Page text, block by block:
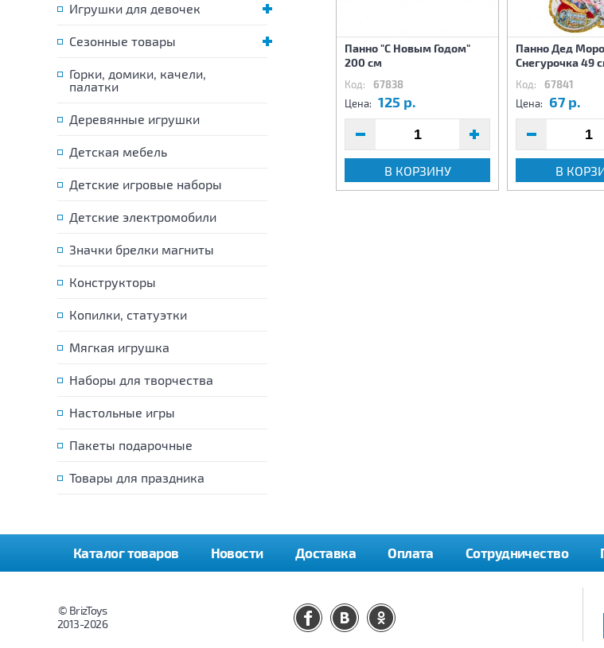
Игрушки для девочек
Сезонные товары
Горки, домики, качели,
палатки
Деревянные игрушки
Детская мебель
Детские игровые наборы
Детские электромобили
Значки брелки магниты
Конструкторы
Копилки, статуэтки
Мягкая игрушка
Наборы для творчества
Настольные игры
Пакеты подарочные
Товары для праздника
Новогоднее украшение
Новогоднее украшение
68212
Панно "С Новым Годом"
200 см
Код: 67838
Цена: 125 р.
В КОРЗИНУ
Панно Дед
Снегурочка 49
Код: 67841
Цена: 67 р.
В
Каталог товаров Новости Доставка Оплата Сотрудничество
© BrizToys
2013-2026